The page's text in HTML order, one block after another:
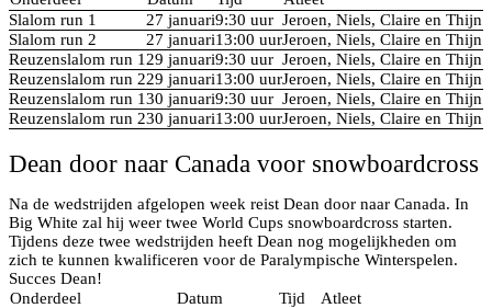
Slalom run 1
27 januari9:30 uur Jeroen, Niels, Claire en Thijn
Slalom run 2
27 januari13:00 uurJeroen, Niels, Claire en Thijn
Reuzenslalom run 129 januari9:30 uur Jeroen, Niels, Claire en Thijn
Reuzenslalom run 229 januari13:00 uurJeroen, Niels, Claire en Thijn
Reuzenslalom run 130 januari9:30 uur Jeroen, Niels, Claire en Thijn
Reuzenslalom run 230 januari13:00 uurJeroen, Niels, Claire en Thijn
Dean door naar Canada voor snowboardcross
Na de wedstrijden afgelopen week reist Dean door naar Canada. In
Big White zal hij weer twee World Cups snowboardcross starten.
Tijdens deze twee wedstrijden heeft Dean nog mogelijkheden om
zich te kunnen kwalificeren voor de Paralympische Winterspelen.
Succes Dean!
Onderdeel
Datum Tijd
Atleet